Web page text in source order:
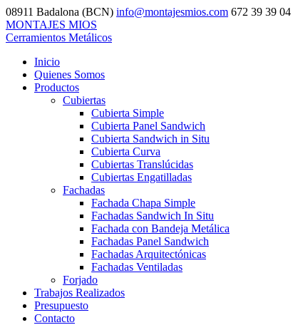
08911 Badalona (BCN) info@montajesmios.com 672 39 39 04
MONTAJES MIOS
Cerramientos Metálicos
Inicio
Quienes Somos
Productos
Cubiertas
Cubierta Simple
Cubierta Panel Sandwich
Cubierta Sandwich in Situ
Cubierta Curva
Cubiertas Translúcidas
Cubiertas Engatilladas
Fachadas
Fachada Chapa Simple
Fachadas Sandwich In Situ
Fachada con Bandeja Metálica
Fachadas Panel Sandwich
Fachadas Arquitectónicas
Fachadas Ventiladas
Forjado
Trabajos Realizados
Presupuesto
Contacto